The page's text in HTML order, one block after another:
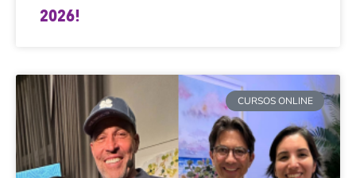
2026!
CURSOS ONLINE